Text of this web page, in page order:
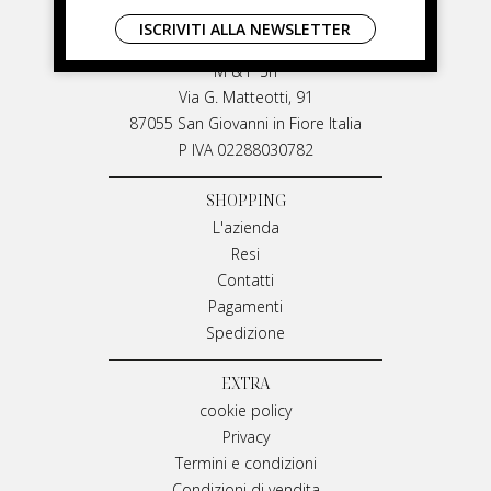
LIVIANA MIRARCHI
M & P Srl
Via G. Matteotti, 91
87055 San Giovanni in Fiore Italia
P IVA 02288030782
SHOPPING
L'azienda
Resi
Contatti
Pagamenti
Spedizione
EXTRA
cookie policy
Privacy
Termini e condizioni
ISCRIVITI ALLA NEWSLETTER